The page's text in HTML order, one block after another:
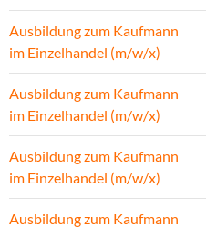
Ausbildung zum Kaufmann
im Einzelhandel (m/w/x)
Ausbildung zum Kaufmann
im Einzelhandel (m/w/x)
Ausbildung zum Kaufmann
im Einzelhandel (m/w/x)
Ausbildung zum Kaufmann